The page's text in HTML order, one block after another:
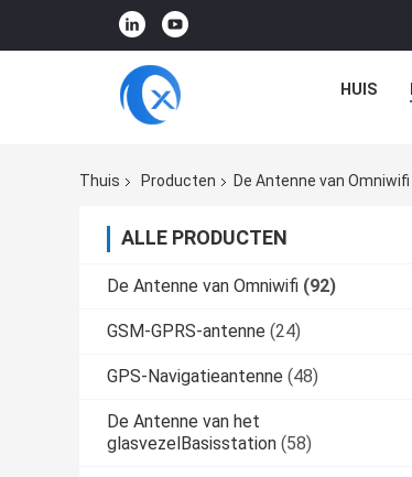
HUIS
Thuis Producten De Antenne van Omniwifi
ALLE PRODUCTEN
De Antenne van Omniwifi (92)
GSM-GPRS-antenne (24)
GPS-Navigatieantenne (48)
De Antenne van het
glasvezelBasisstation (58)